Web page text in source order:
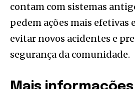
contam com sistemas
pedem ações mais efetivas
evitar novos acidentes e
segurança da comunidade.